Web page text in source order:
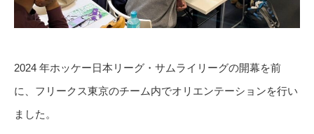
2024 年ホッケー日本リーグ・サムライリーグの開幕を前
に、フリークス東京のチーム内でオリエンテーションを行い
ました。